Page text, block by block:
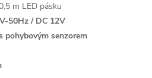
m LED pásku
50Hz / DC 12V
pohybovým senzorem